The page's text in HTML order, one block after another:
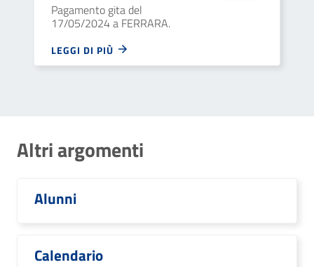
Pagamento gita del
17/05/2024 a FERRARA.
LEGGI DI PIÙ
Altri argomenti
Alunni
Calendario